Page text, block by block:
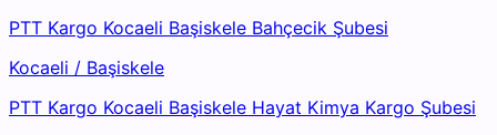
PTT Kargo Kocaeli Başiskele Bahçecik Şubesi
Kocaeli / Başiskele
PTT Kargo Kocaeli Başiskele Hayat Kimya Kargo Şubesi